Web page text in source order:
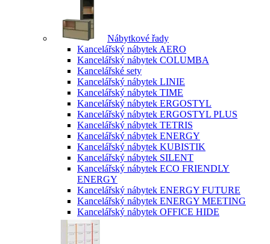
Nábytkové řady
Kancelářský nábytek AERO
Kancelářský nábytek COLUMBA
Kancelářské sety
Kancelářský nábytek LINIE
Kancelářský nábytek TIME
Kancelářský nábytek ERGOSTYL
Kancelářský nábytek ERGOSTYL PLUS
Kancelářský nábytek TETRIS
Kancelářský nábytek ENERGY
Kancelářský nábytek KUBISTIK
Kancelářský nábytek SILENT
Kancelářský nábytek ECO FRIENDLY
ENERGY
Kancelářský nábytek ENERGY FUTURE
Kancelářský nábytek ENERGY MEETING
Kancelářský nábytek OFFICE HIDE